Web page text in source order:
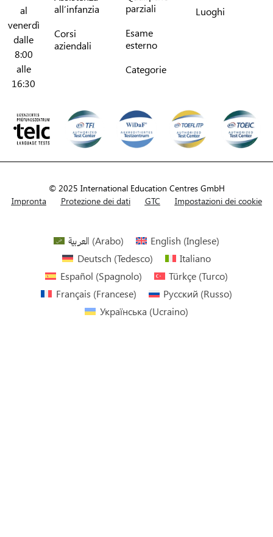
al
venerdì
dalle
8:00
alle
16:30
all’infanzia
Corsi
aziendali
parziali
Esame
esterno
Categorie
Luoghi
© 2025 International Education Centres GmbH
Impronta
Protezione dei dati GTC Impostazioni dei cookie
العربية (Arabo) English (Inglese)
Deutsch (Tedesco)
Italiano
Español (Spagnolo) Türkçe(Turco)
Français (Francese) Русский (Russo)
Українська (Ucraino)